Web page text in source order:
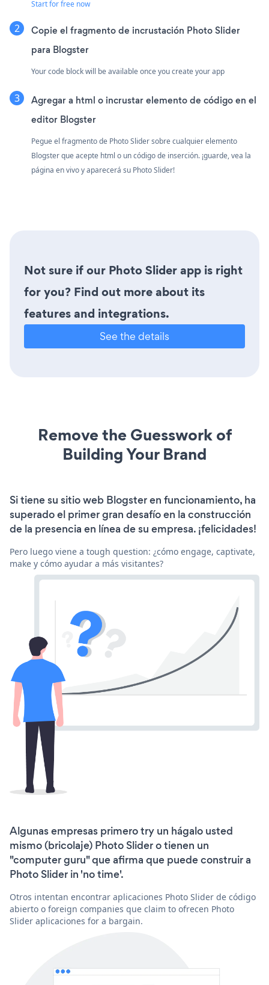
Start for free now
Copie el fragmento de incrustación Photo Slider
para Blogster
Your code block will be available once you create your app
Agregar a html o incrustar elemento de código en el
editor Blogster
Pegue el fragmento de Photo Slider sobre cualquier elemento
Blogster que acepte html o un código de inserción. ¡guarde, vea la
página en vivo y aparecerá su Photo Slider!
Not sure if our Photo Slider app is right
for you? Find out more about its
features and integrations.
See the details
Remove the Guesswork of
Building Your Brand
Si tiene su sitio web Blogster en funcionamiento, ha
superado el primer gran desafío en la construcción
de la presencia en línea de su empresa. ¡felicidades!
Pero luego viene a tough question: ¿cómo engage, captivate,
make y cómo ayudar a más visitantes?
Algunas empresas primero try un hágalo usted
mismo (bricolaje) Photo Slider o tienen un
"computer guru" que afirma que puede construir a
Photo Slider in 'no time'.
Otros intentan encontrar aplicaciones Photo Slider de código
abierto o foreign companies que claim to ofrecen Photo
Slider aplicaciones for a bargain.